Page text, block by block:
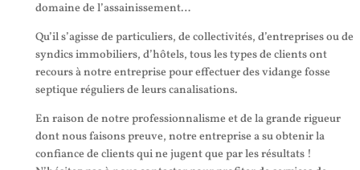
domaine de l’assainissement…
Qu’il s’agisse de particuliers, de collectivités, d’entreprises ou de
syndics immobiliers, d’hôtels, tous les types de clients ont
recours à notre entreprise pour effectuer des vidange fosse
septique réguliers de leurs canalisations.
En raison de notre professionnalisme et de la grande rigueur
dont nous faisons preuve, notre entreprise a su obtenir la
confiance de clients qui ne jugent que par les résultats !